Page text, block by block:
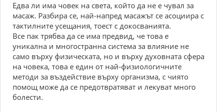
Едва ли има човек на света, който да не е чувал за
масаж. Разбира се, най-напред масажът се асоциира с
тактилните усещания, тоест с докосванията.
Все пак трябва да се има предвид, че това е
уникална и многостранна система за влияние не
само върху физическата, но и върху духовната сфера
на човека, това е един от най-физиологичните
методи за въздействие върху организма, с чиято
помощ може да се предотвратяват и лекуват много
болести.